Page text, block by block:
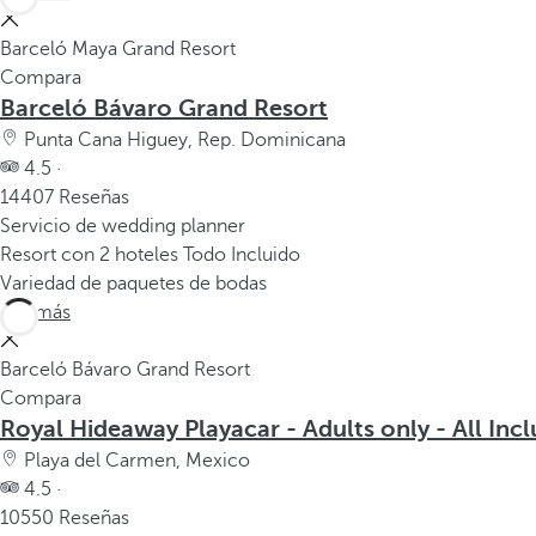
Barceló Maya Grand Resort
Compara
Barceló Bávaro Grand Resort
Punta Cana Higuey, Rep. Dominicana
4.5 ·
14407 Reseñas
Servicio de wedding planner
Resort con 2 hoteles Todo Incluido
Variedad de paquetes de bodas
Ver más
Barceló Bávaro Grand Resort
Compara
Royal Hideaway Playacar - Adults only - All
Playa del Carmen, Mexico
4.5 ·
10550 Reseñas